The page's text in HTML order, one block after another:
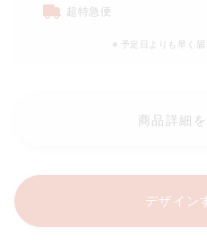
超特急便
※ 予定日よりも早く届
商品詳細
デザイン